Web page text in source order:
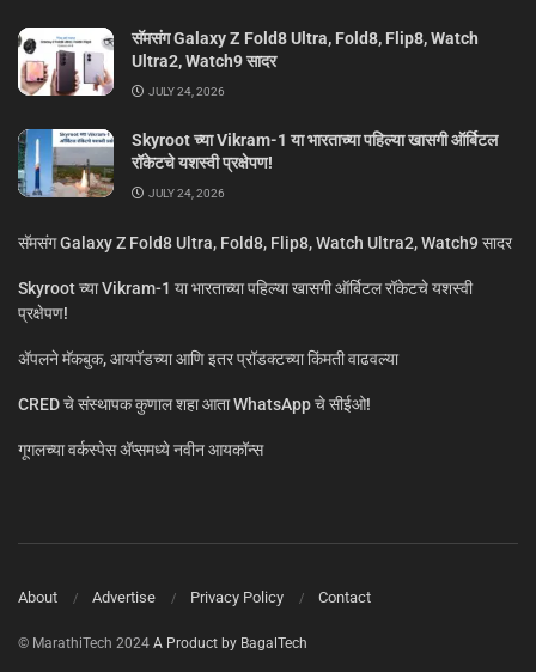
सॅमसंग Galaxy Z Fold8 Ultra, Fold8, Flip8, Watch
Ultra2, Watch9 सादर
JULY 24, 2026
Skyroot च्या Vikram-1 या भारताच्या पहिल्या खासगी ऑर्बिटल
रॉकेटचे यशस्वी प्रक्षेपण!
JULY 24, 2026
सॅमसंग Galaxy Z Fold8 Ultra, Fold8, Flip8, Watch Ultra2, Watch9 सादर
Skyroot च्या Vikram-1 या भारताच्या पहिल्या खासगी ऑर्बिटल रॉकेटचे यशस्वी
प्रक्षेपण!
ॲपलने मॅकबुक, आयपॅडच्या आणि इतर प्रॉडक्टच्या किंमती वाढवल्या
CRED चे संस्थापक कुणाल शहा आता WhatsApp चे सीईओ!
गूगलच्या वर्कस्पेस अ‍ॅप्समध्ये नवीन आयकॉन्स
About Advertise Privacy Policy Contact
© MarathiTech 2024 A Product by BagalTech